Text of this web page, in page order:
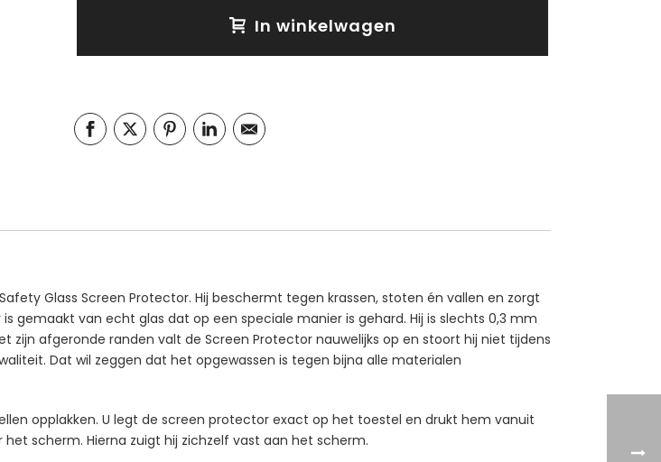
In winkelwagen
Glass Screen Protector. Hij beschermt tegen krassen, stoten én vallen en zorgt
gemaakt van echt glas dat op een speciale manier is gehard. Hij is slechts 0,3 mm
afgeronde randen valt de Screen Protector nauwelijks op en stoort hij niet tijdens
Dat wil zeggen dat het opgewassen is tegen bijna alle materialen
opplakken. U legt de screen protector exact op het toestel en drukt hem vanuit
scherm. Hierna zuigt hij zichzelf vast aan het scherm.